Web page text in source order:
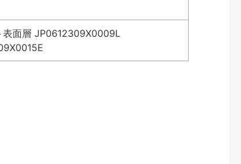
表面層 JP0612309X0009L